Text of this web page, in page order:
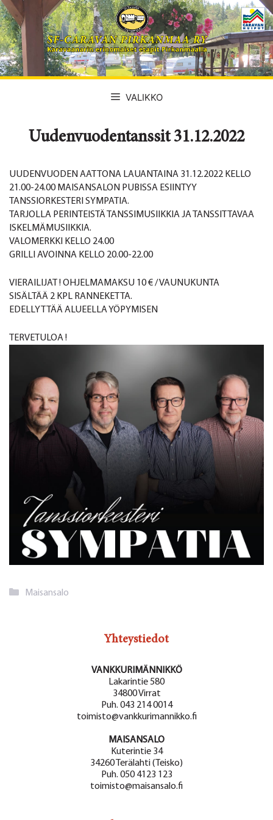
Siirry
sisältöön
VALIKKO
Uudenvuodentanssit 31.12.2022
UUDENVUODEN AATTONA LAUANTAINA 31.12.2022 KELLO
21.00-24.00 MAISANSALON PUBISSA ESIINTYY
TANSSIORKESTERI SYMPATIA.
TARJOLLA PERINTEISTÄ TANSSIMUSIIKKIA JA TANSSITTAVAA
ISKELMÄMUSIIKKIA.
VALOMERKKI KELLO 24.00
GRILLI AVOINNA KELLO 20.00-22.00
VIERAILIJAT ! OHJELMAMAKSU 10 € / VAUNUKUNTA
SISÄLTÄÄ 2 KPL RANNEKETTA.
EDELLYTTÄÄ ALUEELLA YÖPYMISEN
TERVETULOA !
Kategoriat
Maisansalo
Yhteystiedot
VANKKURIMÄNNIKKÖ
Lakarintie 580
34800 Virrat
Puh. 043 214 0014
toimisto@vankkurimannikko.fi
MAISANSALO
Kuterintie 34
34260 Terälahti (Teisko)
Puh. 050 4123 123
toimisto@maisansalo.fi